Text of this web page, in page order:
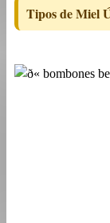
Tipos de Miel